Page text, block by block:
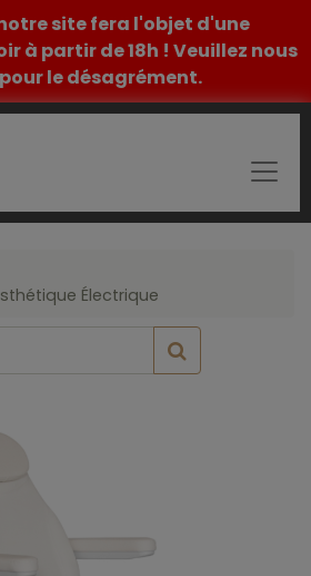
site fera l'objet d'une
à partir de 18h ! Veuillez nous
le désagrément.
Électrique